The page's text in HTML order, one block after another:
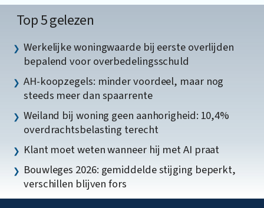
Top 5 gelezen
Werkelijke woningwaarde bij eerste overlijden
bepalend voor overbedelingsschuld
AH-koopzegels: minder voordeel, maar nog
steeds meer dan spaarrente
Weiland bij woning geen aanhorigheid: 10,4%
overdrachtsbelasting terecht
Klant moet weten wanneer hij met AI praat
Bouwleges 2026: gemiddelde stijging beperkt,
verschillen blijven fors